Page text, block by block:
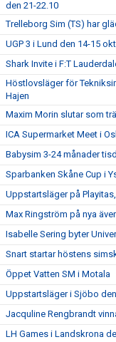
den 21-22.10
Trelleborg Sim (TS) har
UGP 3 i Lund den 14-15
Shark Invite i F:T
Höstlovsläger för
Hajen
Maxim Morin slutar som
ICA Supermarket Meet i
Babysim 3-24 månader
Sparbanken Skåne Cup i
Uppstartsläger på
Max Ringström på nya
Isabelle Sering byter
Snart startar höstens
Öppet Vatten SM i Motala
Uppstartsläger i Sjöbo
Jacquline Rengbrandt
LH Games i Landskrona